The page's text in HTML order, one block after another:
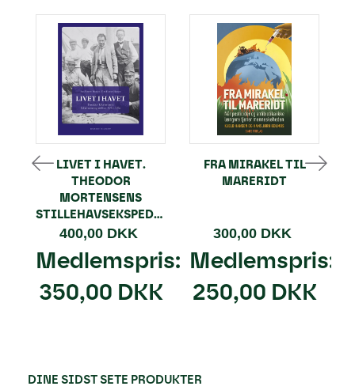
LIVET I HAVET.
THEODOR
MORTENSENS
STILLEHAVSEKSPEDITION
400,00 DKK
Medlemspris:
350,00 DKK
FRA MIRAKEL TIL
MARERIDT
300,00 DKK
Medlemspris:
250,00 DKK
DINE SIDST SETE PRODUKTER